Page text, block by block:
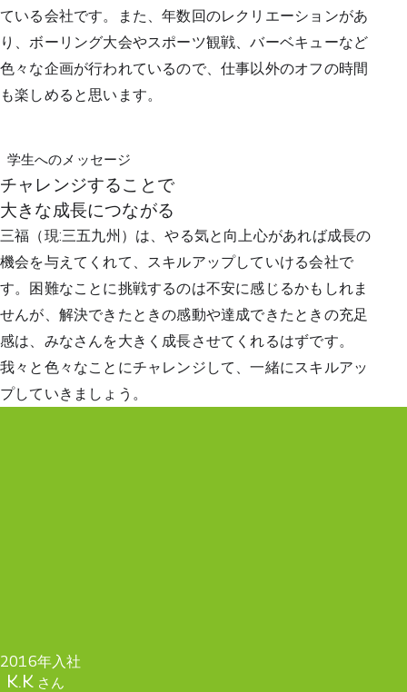
ている会社です。また、年数回のレクリエーションがあ
り、ボーリング大会やスポーツ観戦、バーベキューなど
色々な企画が行われているので、仕事以外のオフの時間
も楽しめると思います。
学生へのメッセージ
チャレンジすることで
大きな成長につながる
三福（現:三五九州）は、やる気と向上心があれば成長の
機会を与えてくれて、スキルアップしていける会社で
す。困難なことに挑戦するのは不安に感じるかもしれま
せんが、解決できたときの感動や達成できたときの充足
感は、みなさんを大きく成長させてくれるはずです。
我々と色々なことにチャレンジして、一緒にスキルアッ
プしていきましょう。
K.Kさん
2016年入社